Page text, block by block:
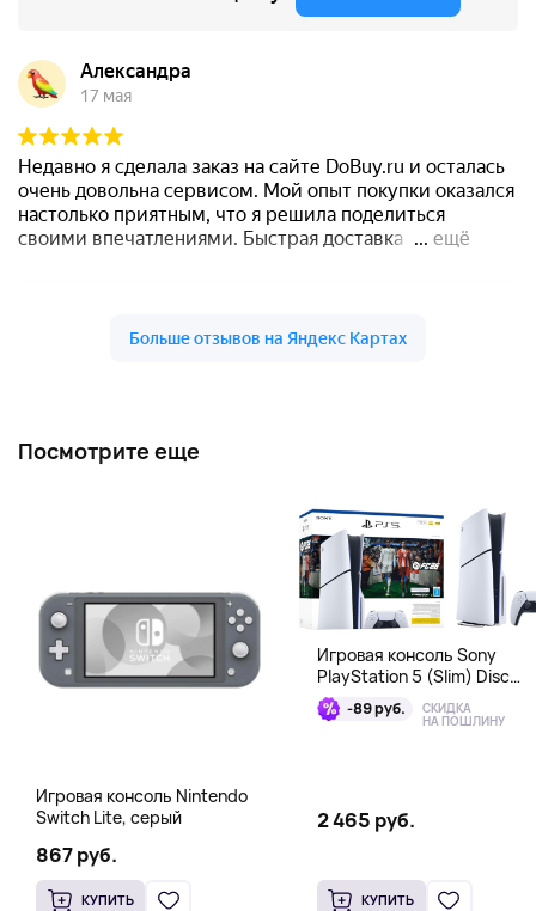
Посмотрите еще
Игровая консоль Nintendo
Switch Lite, серый
867 руб.
КУПИТЬ
Игровая консоль Sony
PlayStation 5 (Slim) Disc
Edition + EA Sports FC 26
Bundle-89 руб. СКИДКА
НА ПОШЛИНУ
2 465 руб.
КУПИТЬ